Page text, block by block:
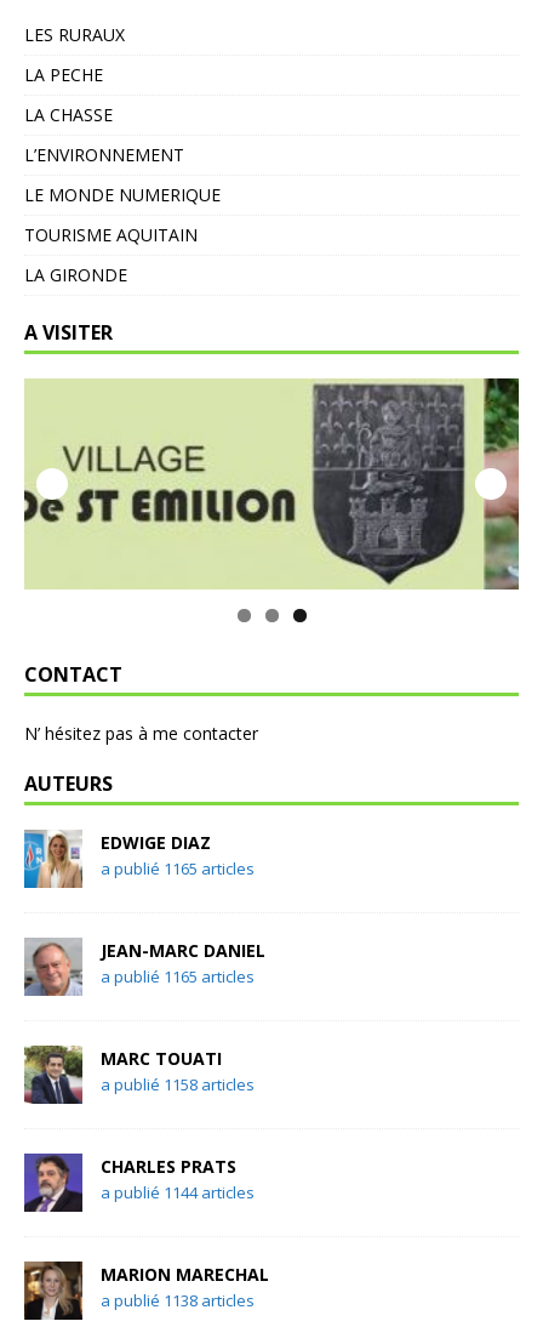
LES RURAUX
LA PECHE
LA CHASSE
L’ENVIRONNEMENT
LE MONDE NUMERIQUE
TOURISME AQUITAIN
LA GIRONDE
A VISITER
CONTACT
N’ hésitez pas à me contacter
AUTEURS
EDWIGE DIAZ
a publié 1165 articles
JEAN-MARC DANIEL
a publié 1165 articles
MARC TOUATI
a publié 1158 articles
CHARLES PRATS
a publié 1144 articles
MARION MARECHAL
a publié 1138 articles